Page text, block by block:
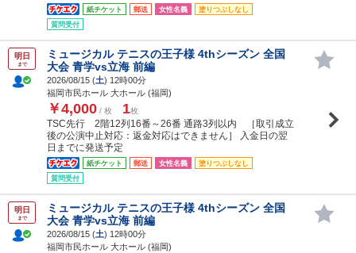
紙チケット 郵送 女性名義
塗りつぶしなし
質問受付
明日
まで
ミュージカル テニスの王子様 4thシーズン 全国
大会 青学vs立海 前編
2026/08/15 (土) 12時00分
福岡市民ホール 大ホール (福岡)
￥4,000 / 枚 1枚
TSC先行 2階12列16番～26番 通路3列以内 ［取引成立
後の公演中止対応：返金対応はできません］ 入金日の翌
日までに発送予定
紙チケット 郵送 女性名義
塗りつぶしなし
質問受付
明日
まで
ミュージカル テニスの王子様 4thシーズン 全国
大会 青学vs立海 前編
2026/08/15 (土) 12時00分
福岡市民ホール 大ホール (福岡)